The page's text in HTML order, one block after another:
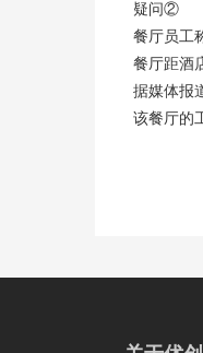
疑问②
餐厅员工
餐厅距酒
据媒体报
该餐厅的